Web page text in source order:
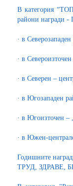
В категория
райони награди -
· в
· в
· в Северен –
· в Югозападен
· в Югоизточен
· в Южен-
Годишните
ТРУД, ЗДРАВЕ,